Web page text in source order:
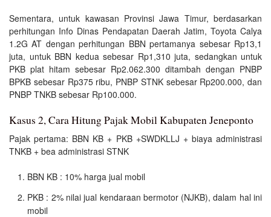
Sementara, untuk kawasan Provinsi Jawa Timur, berdasarkan
perhitungan Info Dinas Pendapatan Daerah Jatim, Toyota Calya
1.2G AT dengan perhitungan BBN pertamanya sebesar Rp13,1
juta, untuk BBN kedua sebesar Rp1,310 juta, sedangkan untuk
PKB plat hitam sebesar Rp2.062.300 ditambah dengan PNBP
BPKB sebesar Rp375 ribu, PNBP STNK sebesar Rp200.000, dan
PNBP TNKB sebesar Rp100.000.
Kasus 2, Cara Hitung Pajak Mobil Kabupaten Jeneponto
Pajak pertama: BBN KB + PKB +SWDKLLJ + biaya administrasi
TNKB + bea administrasi STNK
BBN KB : 10% harga jual mobil
PKB : 2% nilai jual kendaraan bermotor (NJKB), dalam hal ini
mobil